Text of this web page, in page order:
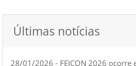
Últimas notícias
28/01/2026 - FEICON 2026 ocorre